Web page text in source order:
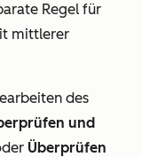
Regel für
mittlerer
des
und
Überprüfen